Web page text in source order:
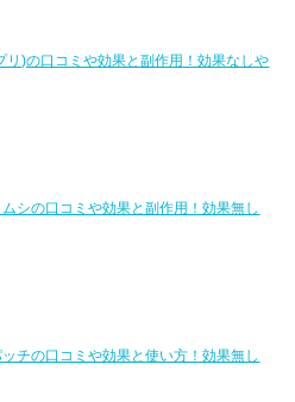
リ)の口コミや効果と副作用！効果なしや
シの口コミや効果と副作用！効果無し
チの口コミや効果と使い方！効果無し